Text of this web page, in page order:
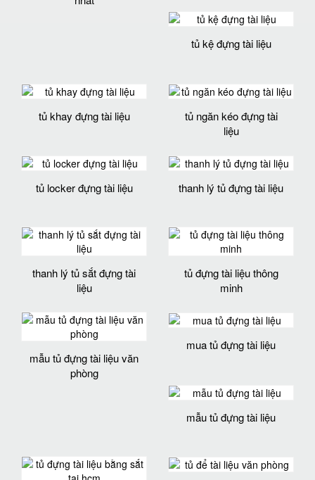
tủ kệ đựng tài liệu
tủ khay đựng tài liệu
tủ ngăn kéo đựng tài
liệu
tủ locker đựng tài liệu thanh lý tủ đựng tài liệu
thanh lý tủ sắt đựng tài
liệu
tủ đựng tài liệu thông
minh
mẫu tủ đựng tài liệu văn
phòng
mua tủ đựng tài liệu
mẫu tủ đựng tài liệu